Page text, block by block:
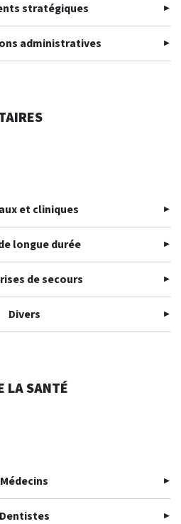
stratégiques
administratives
et cliniques
longue durée
de secours
Divers
LA SANTÉ
Médecins
Dentistes